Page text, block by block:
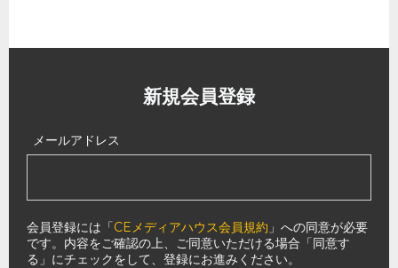
新規会員登録
メールアドレス
会員登録には「CEメディアハウス会員規約 」への同意が必要
です。内容をご確認の上、ご同意いただける場合「同意す
る」にチェックをして、登録にお進みください。